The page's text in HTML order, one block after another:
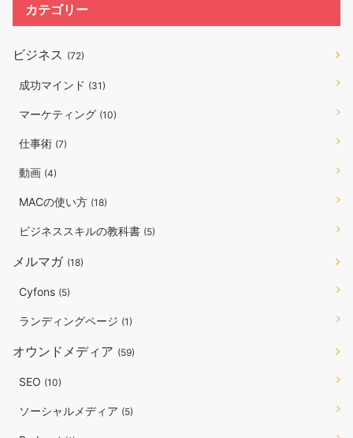
カテゴリー
ビジネス (72)
成功マインド (31)
マーケティング (10)
仕事術 (7)
動画 (4)
MACの使い方 (18)
ビジネススキルの教科書 (5)
メルマガ (18)
Cyfons (5)
ランディングページ (1)
オウンドメディア (59)
SEO (10)
ソーシャルメディア (5)